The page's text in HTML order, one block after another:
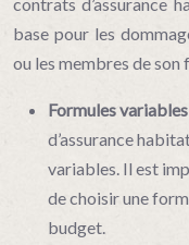
base pour les
ou les membres de son
Formules
d’assurance
variables. Il est
de choisir une
budget.